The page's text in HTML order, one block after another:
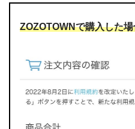
ZOZOTOWNで購入した